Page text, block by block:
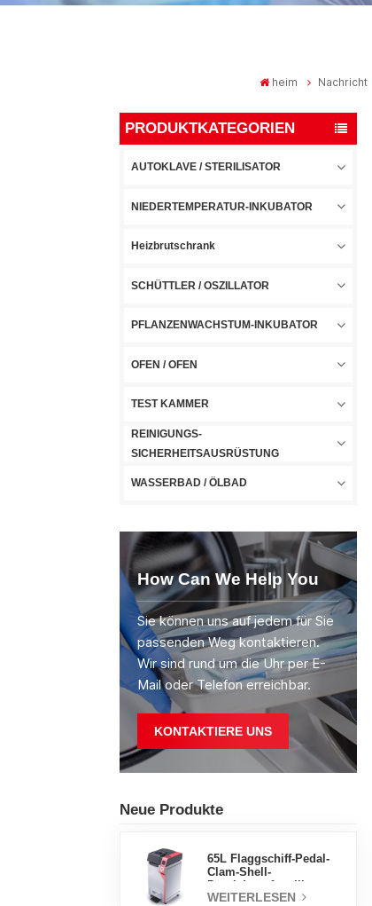
heim Nachricht
PRODUKTKATEGORIEN
AUTOKLAVE / STERILISATOR
NIEDERTEMPERATUR-INKUBATOR
Heizbrutschrank
SCHÜTTLER / OSZILLATOR
PFLANZENWACHSTUM-INKUBATOR
OFEN / OFEN
TEST KAMMER
REINIGUNGS-
SICHERHEITSAUSRÜSTUNG
WASSERBAD / ÖLBAD
How Can We Help You
Sie können uns auf jedem für Sie
passenden Weg kontaktieren.
Wir sind rund um die Uhr per E-
Mail oder Telefon erreichbar.
KONTAKTIERE UNS
Neue Produkte
65L Flaggschiff-Pedal-
Clam-Shell-
Fabrik
WEITERLESEN